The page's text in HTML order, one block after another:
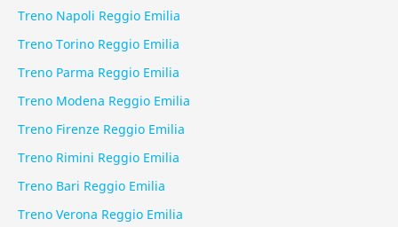
Treno Napoli Reggio Emilia
Treno Torino Reggio Emilia
Treno Parma Reggio Emilia
Treno Modena Reggio Emilia
Treno Firenze Reggio Emilia
Treno Rimini Reggio Emilia
Treno Bari Reggio Emilia
Treno Verona Reggio Emilia